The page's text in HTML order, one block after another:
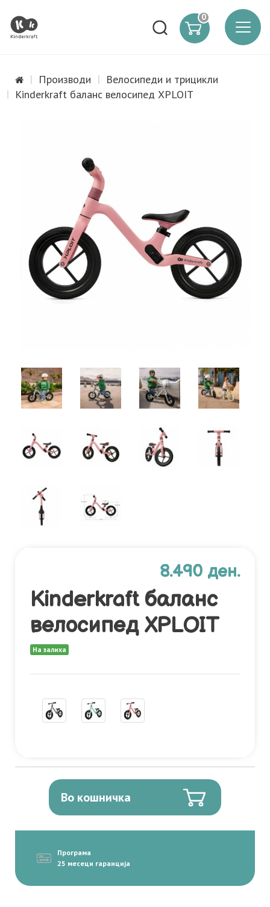
0
Производи
Велосипеди и трицикли
Kinderkraft баланс велосипед XPLOIT
8.490 ден.
Kinderkraft баланс
велосипед XPLOIT
На залиха
Во кошничка
Програма
25 месеци гаранција